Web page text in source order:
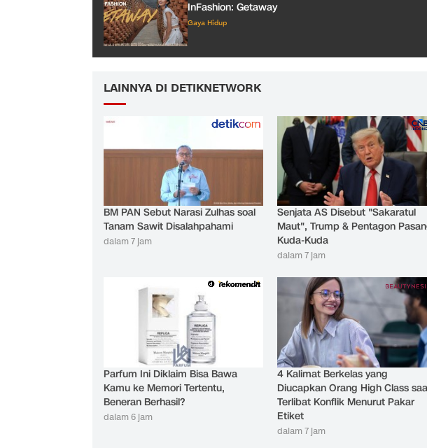
InFashion: Getaway
LAINNYA DI DETIKNETWORK
BM PAN Sebut Narasi Zulhas soal
Tanam Sawit Disalahpahami
Senjata AS Disebut "Sakaratul
Maut", Trump & Pentagon Pasang
Kuda-Kuda
Parfum Ini Diklaim Bisa Bawa
Kamu ke Memori Tertentu,
Beneran Berhasil?
4 Kalimat Berkelas yang
Diucapkan Orang High Class saat
Terlibat Konflik Menurut Pakar
Etiket